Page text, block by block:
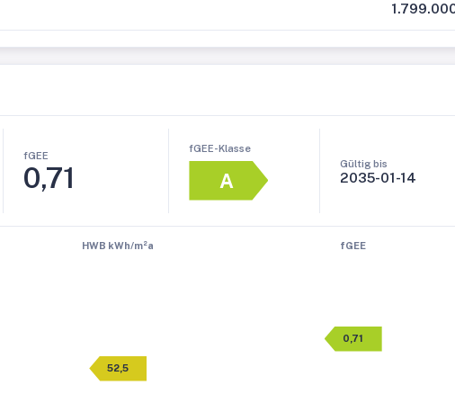
fGEE
0,71
fGEE-Klasse
A
Gültig bis
2035-01-14
HWB kWh/m²a fGEE
0,71
52,5